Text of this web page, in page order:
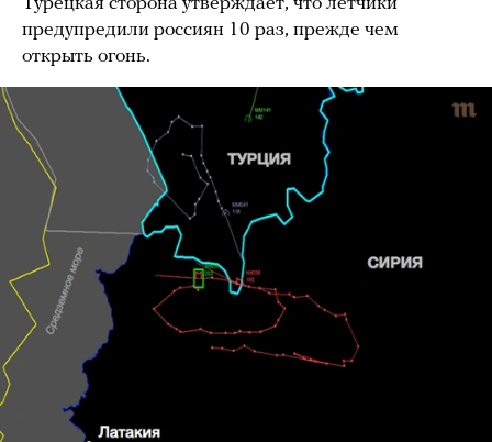
предупредили россиян 10 раз, прежде чем
открыть огонь.